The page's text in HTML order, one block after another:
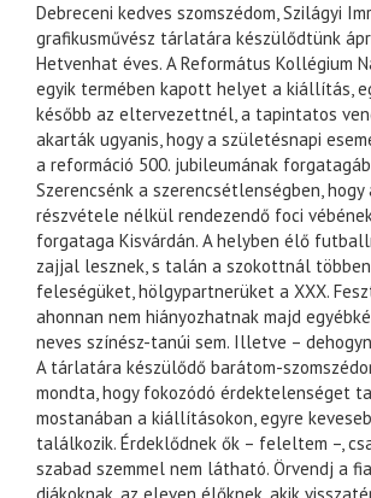
Debreceni kedves szomszédom, Szilágyi
grafikusművész tárlatára készülődtünk
Hetvenhat éves. A Református Kollégium
egyik termében kapott helyet a kiállítás,
később az eltervezettnél, a tapintatos
akarták ugyanis, hogy a születésnapi
a reformáció 500. jubileumának
Szerencsénk a szerencsétlenségben,
részvétele nélkül rendezendő foci
forgataga Kisvárdán. A helyben élő
zajjal lesznek, s talán a szokottnál
feleségüket, hölgypartnerüket a XXX.
ahonnan nem hiányozhatnak majd
neves színész-tanúi sem. Illetve –
A tárlatára készülődő barátom-
mondta, hogy fokozódó érdektelenséget
mostanában a kiállításokon, egyre
találkozik. Érdeklődnek ők – feleltem –,
szabad szemmel nem látható. Örvendj a